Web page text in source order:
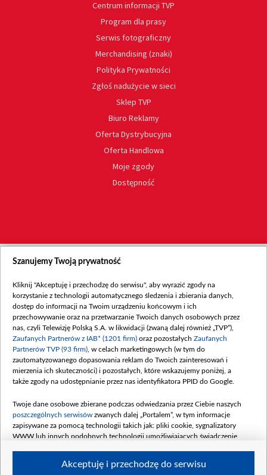
Centrum informacji TVP
Program dla prasy
Serwis fotograficzny
Merchandising (znaki)
Polityka Prywatności
Zgłoś nadużycie w sieci
Sklep TVP
Biuro Reklamy
Oferta Dystrybucyjna
Oferta Handlowa
Moje zgody
Dostępność
Szanujemy Twoją prywatność
Kliknij "Akceptuję i przechodzę do serwisu", aby wyrazić zgody na
korzystanie z technologii automatycznego śledzenia i zbierania danych,
dostęp do informacji na Twoim urządzeniu końcowym i ich
przechowywanie oraz na przetwarzanie Twoich danych osobowych przez
nas, czyli Telewizję Polską S.A. w likwidacji (zwaną dalej również „TVP”),
Zaufanych Partnerów z IAB* (1201 firm) oraz pozostałych Zaufanych
Partnerów TVP (93 firm) , w celach marketingowych (w tym do
zautomatyzowanego dopasowania reklam do Twoich zainteresowań i
mierzenia ich skuteczności) i pozostałych, które wskazujemy poniżej, a
także zgody na udostępnianie przez nas identyfikatora PPID do Google.
Twoje dane osobowe zbierane podczas odwiedzania przez Ciebie naszych
poszczególnych serwisów zwanych dalej „Portalem”, w tym informacje
zapisywane za pomocą technologii takich jak: pliki cookie, sygnalizatory
WWW lub innych podobnych technologii umożliwiających świadczenie
Akceptuję i przechodzę do serwisu